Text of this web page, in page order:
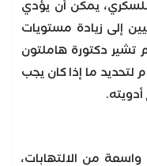
يمكن أن يؤدي
إلى زيادة مستويات
تشير دكتورة هاملتون
لتحديد ما إذا كان يجب
من الالتهابات،